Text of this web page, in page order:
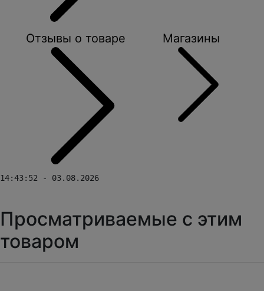
Отзывы о товаре Магазины
14:43:52 - 03.08.2026
Просматриваемые с этим
товаром